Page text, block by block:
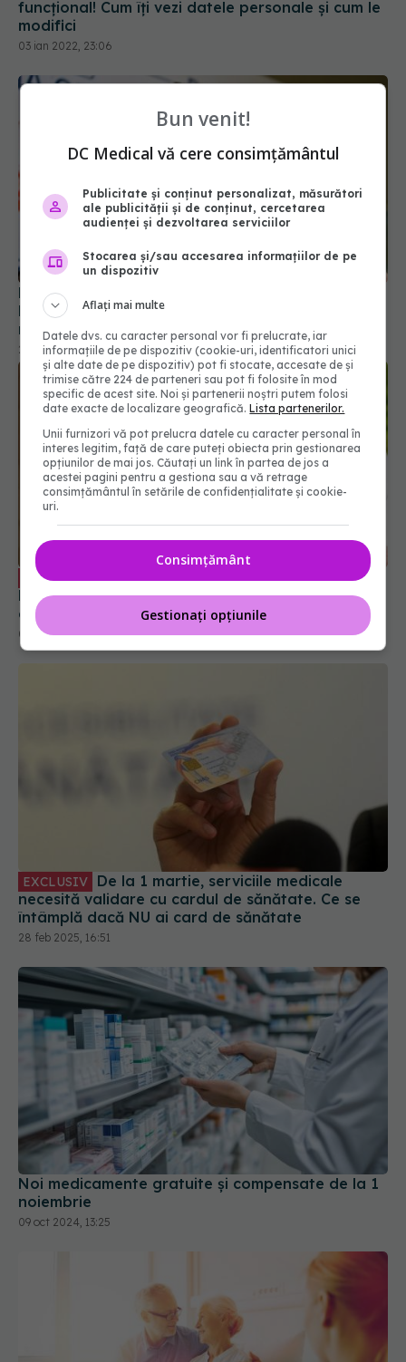
Favipiravir ar putea ajunge în farmacii. Alexandru
nerecomandate la vârsta fertilă
21 dec 2021, 22:13
EXCLUSIV
România judecă negativ acest loc. Prada: La noi
este o barieră financiară care nu e atât de mare
pe cât credem. Sunt pe mai multe niveluri de
îngrijire
01 mai 2023, 17:01
necesită validare cu cardul de sănătate. Ce se
întâmplă dacă NU ai card de sănătate
Noi medicamente gratuite şi compensate de la 1
noiembrie
09 oct 2024, 13:25
Bun venit!
DC Medical vă cere consimțământul
Publicitate și conținut personalizat, măsurători
ale publicității și de conținut, cercetarea
audienței și dezvoltarea serviciilor
Stocarea și/sau accesarea informațiilor de pe
un dispozitiv
Aflați mai multe
Datele dvs. cu caracter personal vor fi prelucrate, iar
informațiile de pe dispozitiv (cookie-uri, identificatori unici
și alte date de pe dispozitiv) pot fi stocate, accesate de și
trimise către 224 de parteneri sau pot fi folosite în mod
specific de acest site. Noi și partenerii noștri putem folosi
date exacte de localizare geografică.Lista partenerilor.
Unii furnizori vă pot prelucra datele cu caracter personal în
interes legitim, față de care puteți obiecta prin gestionarea
opțiunilor de mai jos. Căutați un link în partea de jos a
acestei pagini pentru a gestiona sau a vă retrage
consimțământul în setările de confidențialitate și cookie-
uri.
Consimțământ
Gestionați opțiunile